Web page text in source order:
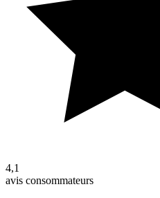
4,1
avis consommateurs